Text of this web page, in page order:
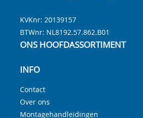
KVKnr: 20139157
BTWnr: NL8192.57.862.B01
ONS HOOFDASSORTIMENT
INFO
Contact
Over ons
Montagehandleidingen